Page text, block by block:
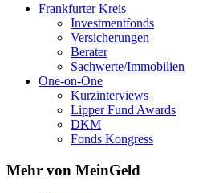
Frankfurter Kreis
Investmentfonds
Versicherungen
Berater
Sachwerte/Immobilien
One-on-One
Kurzinterviews
Lipper Fund Awards
DKM
Fonds Kongress
Mehr von MeinGeld